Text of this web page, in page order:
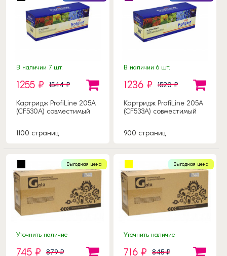
В наличии 7 шт.
1255 ₽ 1544 ₽
Картридж ProfiLine 205A
(CF530A) совместимый
1100 страниц
В наличии 6 шт.
1236 ₽ 1520 ₽
Картридж ProfiLine 205A
(CF533A) совместимый
900 страниц
Выгодная цена
Уточнить наличие
745 ₽ 879 ₽
Выгодная цена
Уточнить наличие
716 ₽ 845 ₽